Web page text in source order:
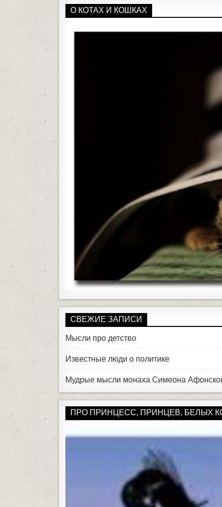
О КОТАХ И КОШКАХ
СВЕЖИЕ ЗАПИСИ
Мысли про детство
Известные люди о политике
Мудрые мысли монаха Симеона
ПРО ПРИНЦЕСС, ПРИНЦЕВ, БЕЛЫХ